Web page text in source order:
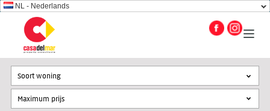
NL - Nederlands
Soort woning